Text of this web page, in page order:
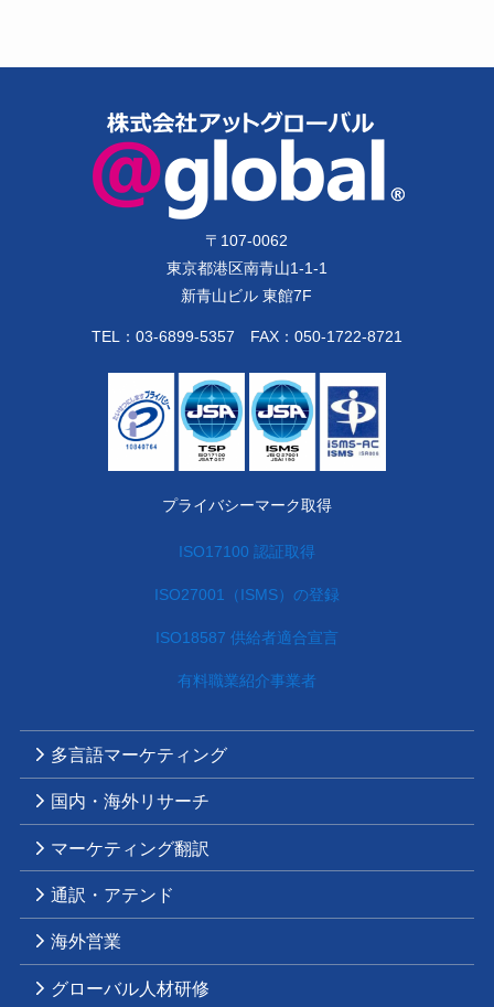
〒 107-0062
東京都港区南青山1-1-1
新青山ビル 東館7F
TEL： 03-6899-5357 FAX：050-1722-8721
プライバシーマーク取得
ISO17100 認証取得
ISO27001（ISMS）の登録
ISO18587 供給者適合宣言
有料職業紹介事業者
多言語マーケティング
国内・海外リサーチ
マーケティング翻訳
通訳・アテンド
海外営業
グローバル人材研修